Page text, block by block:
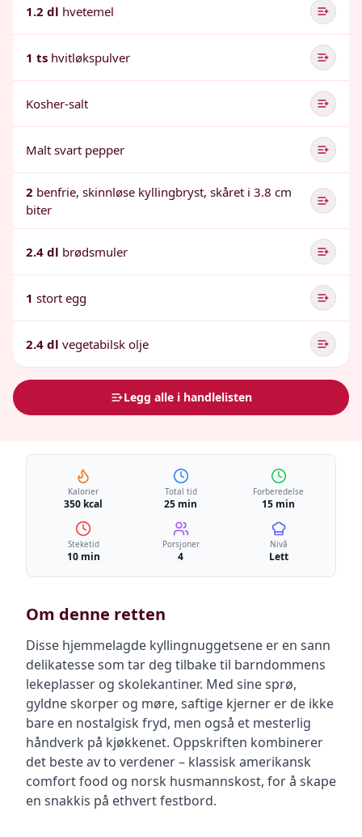
1.2 dl hvetemel
1 ts hvitløkspulver
Kosher-salt
Malt svart pepper
2 benfrie, skinnløse kyllingbryst, skåret i 3.8 cm
biter
2.4 dl brødsmuler
1 stort egg
2.4 dl vegetabilsk olje
Legg alle i handlelisten
Kalorier
350 kcal
Total tid
25 min
Forberedelse
15 min
Steketid
10 min
Porsjoner
4
Nivå
Lett
Om denne retten
Disse hjemmelagde kyllingnuggetsene er en sann
delikatesse som tar deg tilbake til barndommens
lekeplasser og skolekantiner. Med sine sprø,
gyldne skorper og møre, saftige kjerner er de ikke
bare en nostalgisk fryd, men også et mesterlig
håndverk på kjøkkenet. Oppskriften kombinerer
det beste av to verdener – klassisk amerikansk
comfort food og norsk husmannskost, for å skape
en snakkis på ethvert festbord.